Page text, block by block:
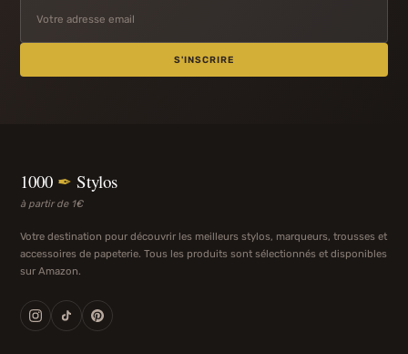
S'INSCRIRE
1000 ✒ Stylos
à partir de 1€
Votre destination pour découvrir les meilleurs stylos, marqueurs, trousses et
accessoires de papeterie. Tous les produits sont sélectionnés et disponibles
sur Amazon.